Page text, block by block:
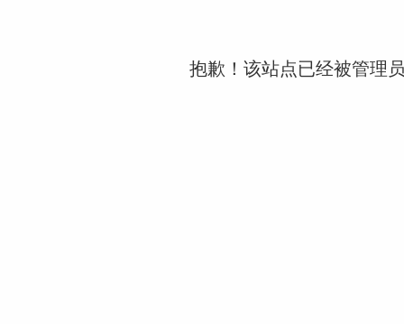
抱歉！该站点已经被管理